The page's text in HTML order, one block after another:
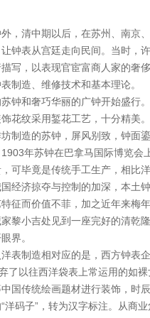
，清中期以后，在苏州、南京
钟表从宫廷走向民间。当时，
写，以表现官宦富商人家的奢
制造、维修技术和基本理论。
钟和奢巧华丽的广钟开始盛行
花纹采用錾花工艺，十分精美
制造的苏钟，屏风别致，钟面
年苏钟在巴拿马国际博览会
可毕竟是传统手工生产，相比
经济掠夺与控制的加深，本土
征而价值不菲，加之近年来梅
黎小吉处见到一座完好的清乾
界。
表制造相对应的是，西方钟表
了以往西洋袋表上常运用的如
国传统绘画题材进行装饰，时
洋码子”，转为汉字标注。从商